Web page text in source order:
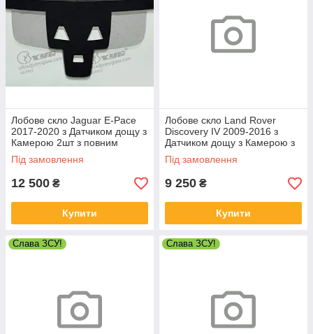
Лобове скло Jaguar E-Pace
2017-2020 з Датчиком дощу з
Камерою 2шт з повним
підігрівом - Ягуар Е-Пейс
Під замовлення
12 500 ₴
Купити
Лобове скло Land Rover
Discovery IV 2009-2016 з
Датчиком дощу з Камерою з
повним підігрівом - Ленд
Ровер Діскавері
Під замовлення
9 250 ₴
Купити
Слава ЗСУ! Слава ЗСУ!